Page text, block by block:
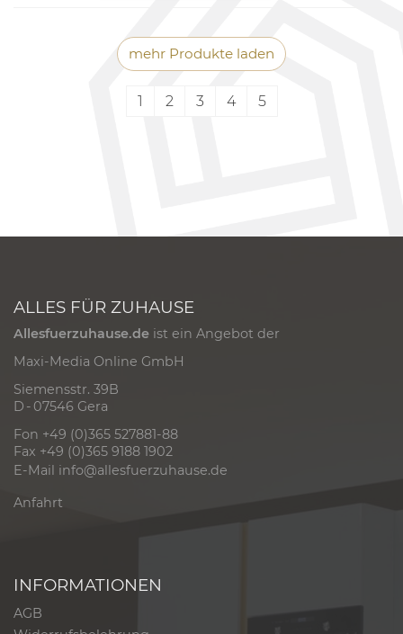
mehr Produkte laden
1 2 3 4 5
ALLES FÜR ZUHAUSE
Allesfuerzuhause.de ist ein Angebot der
Maxi-Media Online GmbH
Siemensstr. 39B
D - 07546 Gera
Fon +49 (0)365 527881-88
Fax +49 (0)365 9188 1902
E-Mail info@allesfuerzuhause.de
Anfahrt
INFORMATIONEN
AGB